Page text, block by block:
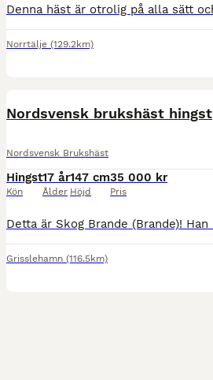
Norrtälje (129.2km)
Nordsvensk brukshäst hingst
Nordsvensk Brukshäst
Hingst
Kön
17 år
Ålder
147 cm
Höjd
35 000 kr
Pris
Grisslehamn (116.5km)